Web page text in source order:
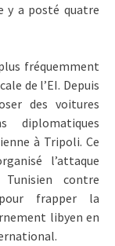
y a posté quatre
fréquemment
de l’EI. Depuis
des voitures
diplomatiques
à Tripoli. Ce
l’attaque
contre
frapper la
libyen en